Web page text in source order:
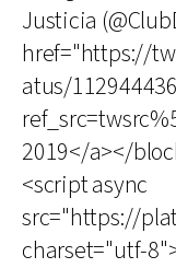
Justicia
href="https://
atus/
2019</a></
<script async
src="https://
charset="utf-